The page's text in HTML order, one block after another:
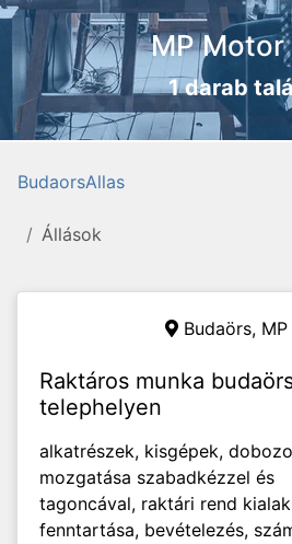
MP Motor
1 darab
BudaorsAllas
Állások
Budaörs,
Raktáros munka
telephelyen
alkatrészek, kisgépek,
mozgatása szabadkézzel és
tagoncával, raktári rend
fenntartása, bevételezés,